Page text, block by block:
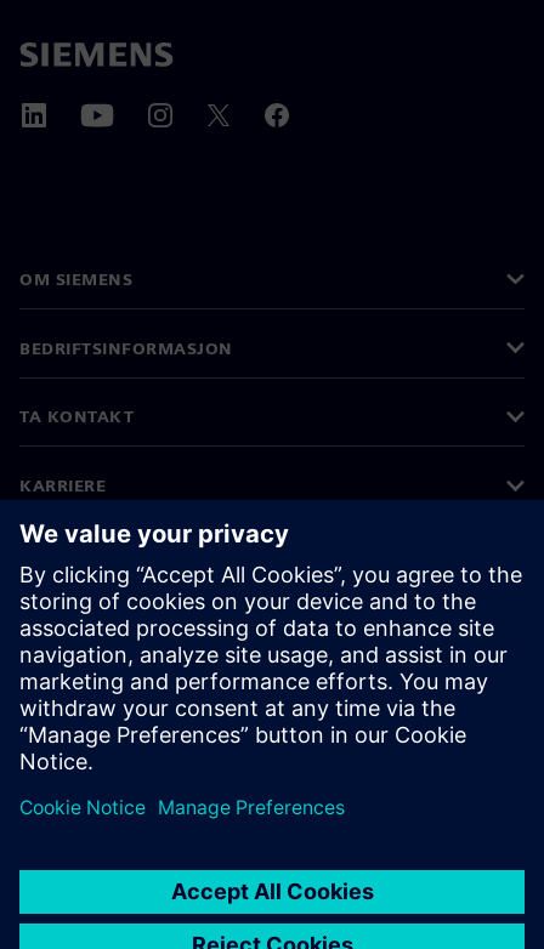
OM SIEMENS
BEDRIFTSINFORMASJON
TA KONTAKT
KARRIERE
©Siemens 2026
Bedriftsinformasjon
Personvernerklæring
Informasjonskapsler
Vilkår for bruk
Digital ID